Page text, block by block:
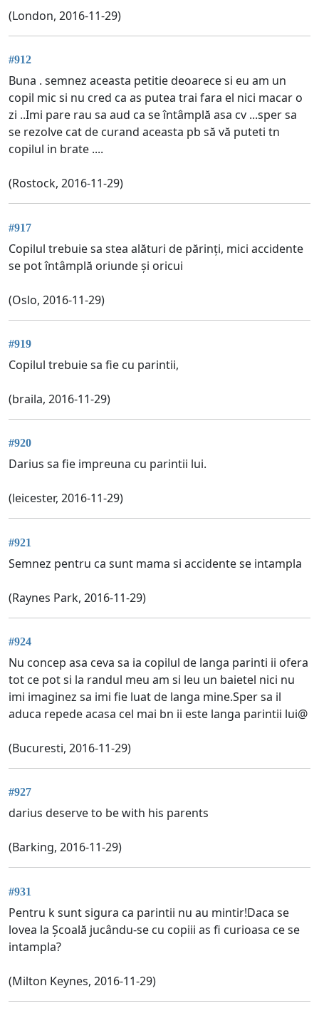
(London, 2016-11-29)
#912
Buna . semnez aceasta petitie deoarece si eu am un
copil mic si nu cred ca as putea trai fara el nici macar o
zi ..Imi pare rau sa aud ca se întâmplă asa cv ...sper sa
se rezolve cat de curand aceasta pb să vă puteti tn
copilul in brate ....
(Rostock, 2016-11-29)
#917
Copilul trebuie sa stea alături de părinți, mici accidente
se pot întâmplă oriunde și oricui
(Oslo, 2016-11-29)
#919
Copilul trebuie sa fie cu parintii,
(braila, 2016-11-29)
#920
Darius sa fie impreuna cu parintii lui.
(leicester, 2016-11-29)
#921
Semnez pentru ca sunt mama si accidente se intampla
(Raynes Park, 2016-11-29)
#924
Nu concep asa ceva sa ia copilul de langa parinti ii ofera
tot ce pot si la randul meu am si leu un baietel nici nu
imi imaginez sa imi fie luat de langa mine.Sper sa il
aduca repede acasa cel mai bn ii este langa parintii lui@
(Bucuresti, 2016-11-29)
#927
darius deserve to be with his parents
(Barking, 2016-11-29)
#931
Pentru k sunt sigura ca parintii nu au mintir!Daca se
lovea la Școală jucându-se cu copiii as fi curioasa ce se
intampla?
(Milton Keynes, 2016-11-29)